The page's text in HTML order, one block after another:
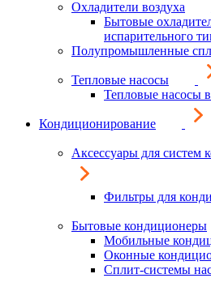
Охладители воздуха
Бытовые
испарительного
Полупромышленные
Тепловые насосы
Тепловые насосы
Кондиционирование
Аксессуары для систем
Фильтры для
Бытовые кондиционеры
Мобильные
Оконные
Сплит-системы